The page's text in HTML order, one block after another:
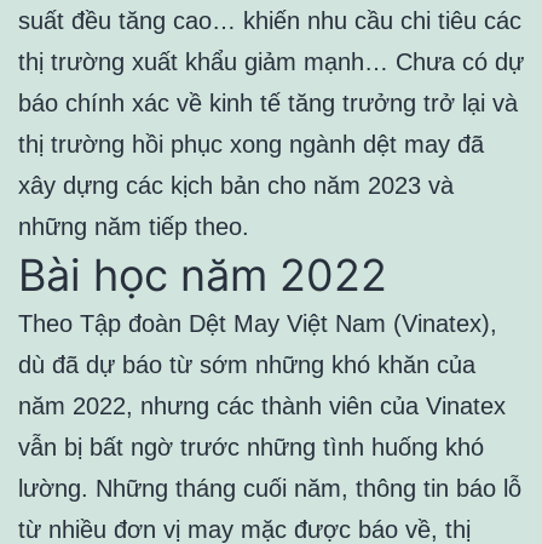
suất đều tăng cao… khiến nhu cầu chi tiêu các
thị trường xuất khẩu giảm mạnh… Chưa có dự
báo chính xác về kinh tế tăng trưởng trở lại và
thị trường hồi phục xong ngành dệt may đã
xây dựng các kịch bản cho năm 2023 và
những năm tiếp theo.
Bài học năm 2022
Theo Tập đoàn Dệt May Việt Nam (Vinatex),
dù đã dự báo từ sớm những khó khăn của
năm 2022, nhưng các thành viên của Vinatex
vẫn bị bất ngờ trước những tình huống khó
lường. Những tháng cuối năm, thông tin báo lỗ
từ nhiều đơn vị may mặc được báo về, thị